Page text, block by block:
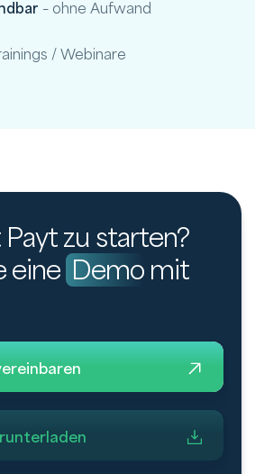
– ohne Aufwand
/ Webinare
zu starten?
eine Demo mit